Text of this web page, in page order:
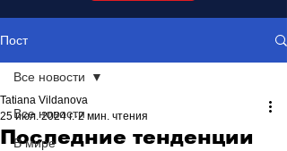
Пост
Все новости
В мире
Все новости
Последние тенденции
Tatiana Vildanova
25 июл. 2024 г. 2 мин. чтения